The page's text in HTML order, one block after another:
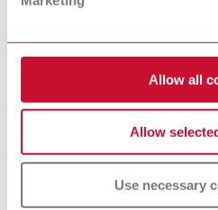
Allow all
Allow
Use necessary
oferecer uma solução de sistema
de Vendas OEM da Renfert GmbH.
Como subsidiária integral da
quase 40 anos na vanguarda da
fresagem 3D e CNC para diversos
prototipagem rápida e educação.
busca por soluções que